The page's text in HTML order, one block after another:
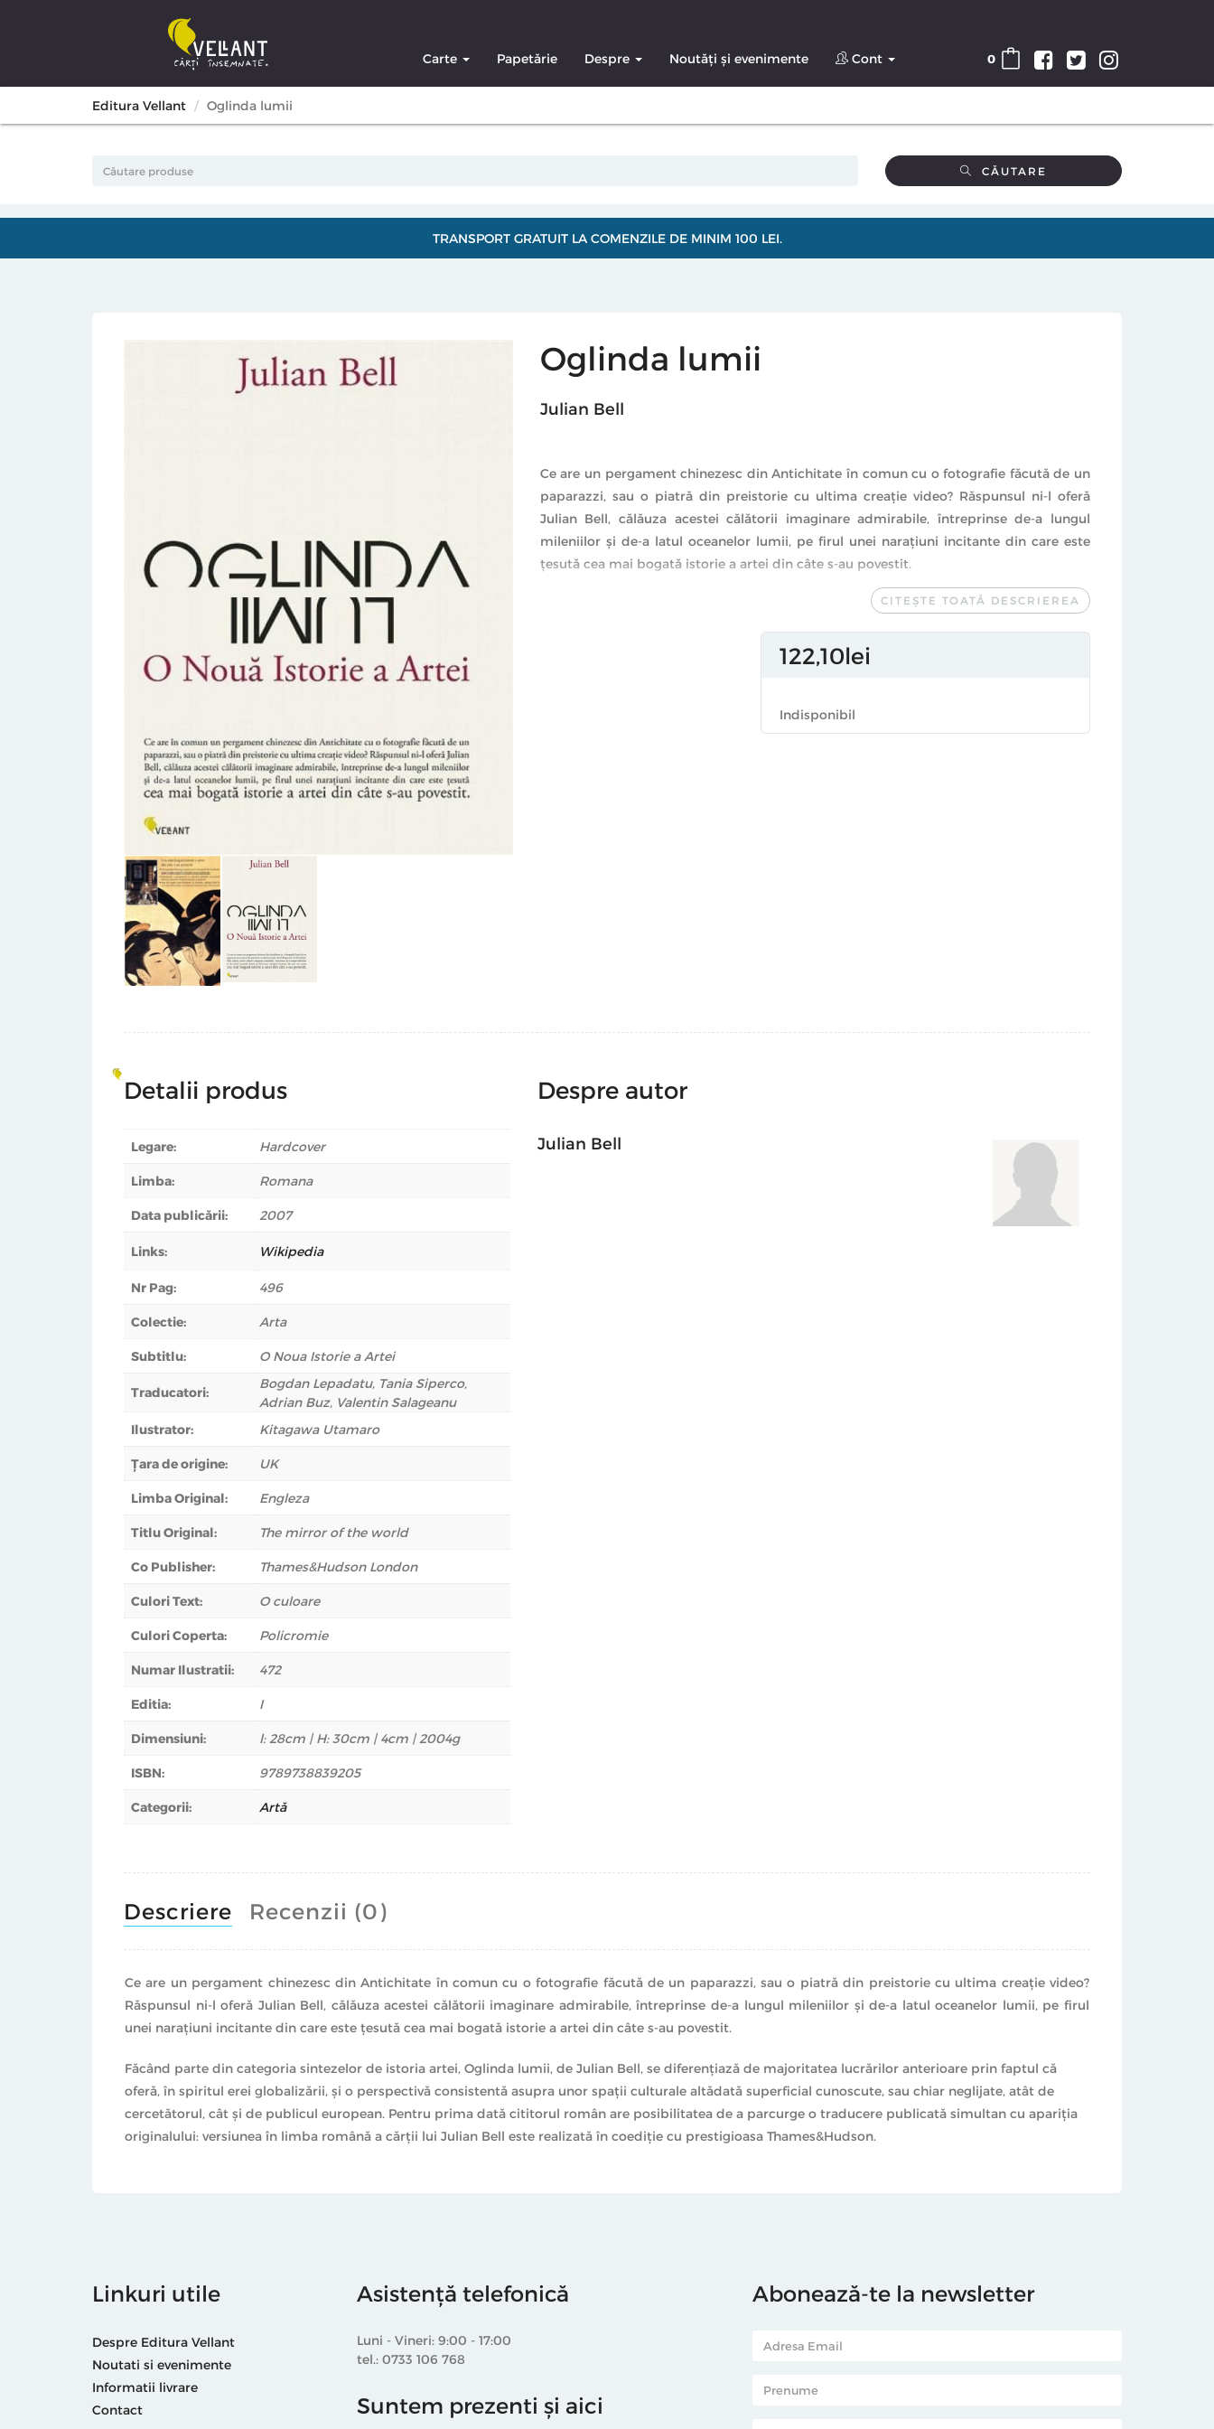
0
Carte Papetărie Despre Noutăți și evenimente Cont
Editura Vellant Oglinda lumii
CĂUTARE
TRANSPORT GRATUIT LA COMENZILE DE MINIM 100 LEI.
Oglinda lumii
Julian Bell
Ce are un pergament chinezesc din Antichitate în comun cu o fotografie făcută de un
paparazzi, sau o piatră din preistorie cu ultima creaţie video? Răspunsul ni-l oferă
Julian Bell, călăuza acestei călătorii imaginare admirabile, întreprinse de-a lungul
mileniilor şi de-a latul oceanelor lumii, pe firul unei naraţiuni incitante din care este
ţesută cea mai bogată istorie a artei din câte s-au povestit.
Făcând parte din categoria sintezelor de istoria artei, Oglinda lumii, de Julian Bell, se
globalizării, şi o perspectivă consistentă asupra unor spaţii culturale altădată
traducere publicată simultan cu apariţia originalului: versiunea în limba română a
CITEȘTE TOATĂ DESCRIEREA
122 10lei
Indisponibil
Detalii produs
Legare: Hardcover
Limba: Romana
Data publicării: 2007
Links: Wikipedia
Nr Pag: 496
Colectie: Arta
Subtitlu: O Noua Istorie a Artei
Traducatori:
Bogdan Lepadatu, Tania Siperco,
Adrian Buz, Valentin Salageanu
Ilustrator:
Kitagawa Utamaro
Țara de origine: UK
Limba Original: Engleza
Titlu Original: The mirror of the world
Co Publisher: Thames&Hudson London
Culori Text: O culoare
Culori Coperta: Policromie
Numar Ilustratii: 472
Editia: I
Dimensiuni: l: 28cm | H: 30cm | 4cm | 2004g
ISBN: 9789738839205
Categorii: Artă
Despre autor
Julian Bell
Descriere Recenzii (0)
Ce are un pergament chinezesc din Antichitate în comun cu o fotografie făcută de un paparazzi, sau o piatră din preistorie cu ultima creaţie video?
Răspunsul ni-l oferă Julian Bell, călăuza acestei călătorii imaginare admirabile, întreprinse de-a lungul mileniilor şi de-a latul oceanelor lumii, pe firul
unei naraţiuni incitante din care este ţesută cea mai bogată istorie a artei din câte s-au povestit.
Făcând parte din categoria sintezelor de istoria artei, Oglinda lumii, de Julian Bell, se diferenţiază de majoritatea lucrărilor anterioare prin faptul că
oferă, în spiritul erei globalizării, şi o perspectivă consistentă asupra unor spaţii culturale altădată superficial cunoscute, sau chiar neglijate, atât de
cercetătorul, cât şi de publicul european. Pentru prima dată cititorul român are posibilitatea de a parcurge o traducere publicată simultan cu apariţia
originalului: versiunea în limba română a cărţii lui Julian Bell este realizată în coediţie cu prestigioasa Thames&Hudson.
Linkuri utile
Despre Editura Vellant
Noutati si evenimente
Informatii livrare
Contact
Asistență telefonică
Luni - Vineri: 9:00 - 17:00
tel.: 0733 106 768
Suntem prezenti și aici
Abonează-te la newsletter